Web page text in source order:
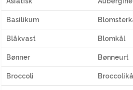
Basilikum
Blåkvast Blomkål
Bønner Bønneurt
Broccoli